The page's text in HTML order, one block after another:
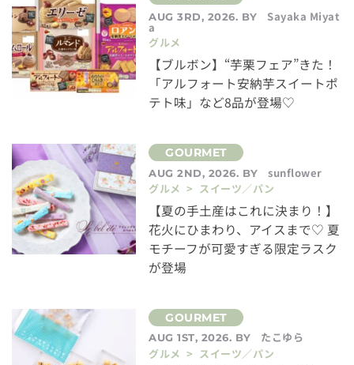
AUG 3RD, 2026. BY Sayaka Miyat
a
グルメ
【ブルボン】“芋栗フェア”きた！
「アルフォート安納芋スイートポ
テト味」など8品が登場♡
AUG 2ND, 2026. BY
sunflower
グルメ > スイーツ／パン
【夏の手土産はこれに決まり！】
花火にひまわり、アイスまで♡ 夏
モチーフが可愛すぎる限定ラスク
が登場
AUG 1ST, 2026. BY
たこゆら
グルメ > スイーツ／パン